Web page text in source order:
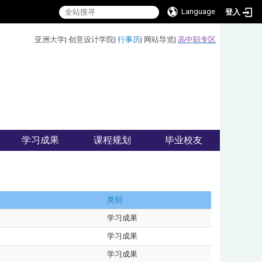
Language 登入
亚洲大学| 创意设计学院| 行事历| 网站导览| 高中职专区
学习成果 课程规划 毕业校友
类别
学习成果
学习成果
学习成果